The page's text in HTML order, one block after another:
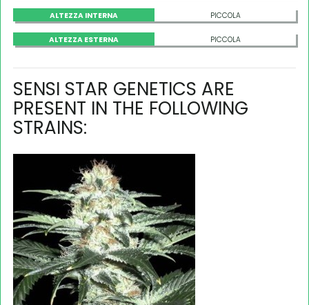
ALTEZZA INTERNA PICCOLA
ALTEZZA ESTERNA PICCOLA
SENSI STAR GENETICS ARE
PRESENT IN THE FOLLOWING
STRAINS: